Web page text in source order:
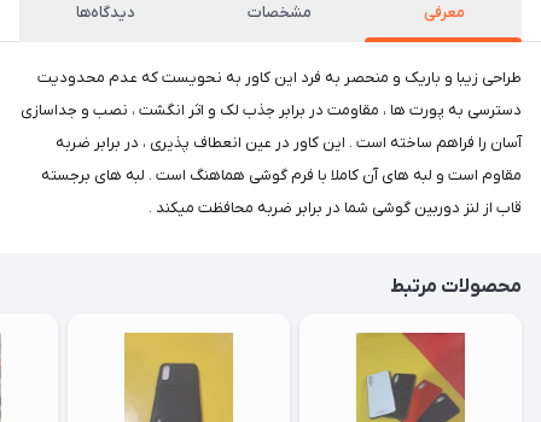
معرفی مشخصات دیدگاه‌ها
طراحی زیبا و باریک و منحصر به فرد این کاور به نحویست که عدم محدودیت
دسترسی به پورت ها ، مقاومت در برابر جذب لک و اثر انگشت ، نصب و جداسازی
آسان را فراهم ساخته است . این کاور در عین انعطاف پذیری ، در برابر ضربه
مقاوم است و لبه های آن کاملا با فرم گوشی هماهنگ است . لبه های برجسته
قاب از لنز دوربین گوشی شما در برابر ضربه محافظت میکند .
محصولات مرتبط